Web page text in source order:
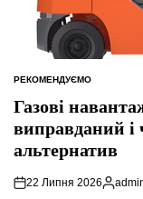
ОПУБЛІКУВАТИ
У
РЕКОМЕНДУЄМО
Газові
виправданий і
альтернатив
22 Липня 2026